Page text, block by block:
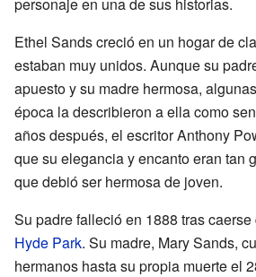
Ethel Sands creció en un hogar de
estaban muy unidos. Aunque su
apuesto y su madre hermosa,
época la describieron a ella como
años después, el escritor Anthony
que su elegancia y encanto eran tan
que debió ser hermosa de joven.
Su padre falleció en 1888 tras
Hyde Park. Su madre, Mary Sands,
hermanos hasta su propia muerte el